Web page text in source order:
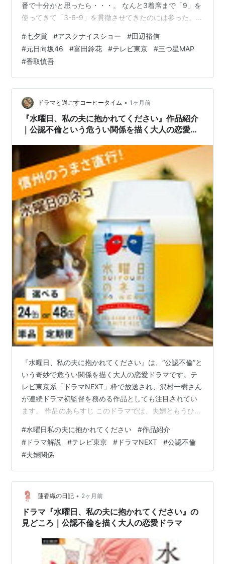
声もある。（→テレ東規制 ）
なおスカイパーフェクTV!のAT-Xでも様々なアニメを放
映しており、テレビ東京系の最新アニメの放映も数多
い。
木曜洋画劇場は良質の吹き替え映画をOAしていて好
評。またB級映画のTV初登場や吹き替えを
多い。他にもクラシック映画を月〜木の帯で放映する
後のロードショーやカルトや映画を放映するシネ・ラ・
バンバなど、中身重視な映画番組が多い。系列のBSデ
ジタル局でも平日21時以降に映画枠を確保、無料の民放
BSで最も本数が多い。
最近では国民的映画「男はつらいよ」全48作を順次放
送し、話題になった。
海外ドラマ
日本でハリウッド製の海外ドラマを受信出来るとすれ
ば、スカパー、WOWOW、そしてテレビ東京、と言うく
らい海外ドラマには強い。それも最新TVシリーズから
年代物まで幅広くOAする。
経済
前引け後や深夜に放送される市況ニュースは、日経系列
であるテレビ東京のもう一つの顔。深夜のニュースで取
もっとも、たいていは短期の値幅どりを狙ったもので、
たった1営業日で資金が逃げてしまうこともある。
ジャニーズ
レビ東京で、地上波では最も多い。光GENJIやSMAPが
売り出し中の時はテレビ東京系の番組がいくつかあっ
スターとなったタレントは他局に流れてしまうが、ジャ
ニーズJr.やCDデビューしたばかりのグループは、他局
がやらないのでテレビ東京が積極的に放映している。
現在は関ジャニ∞の「∞のギモン」と「Ya-Ya-yah」が
モーニング娘。・ハロー！プロジェクト
番で十分かと思ったら・・・。 なんと3着席まで「9」を
使ってきて「3-6-9」を貫徹させてきたのには参った。同
ば最高に幸せだったのに。 で、肝心の元日向坂46・富田
鈴花さんのシンボルカラー「紫」は、懸念した通りに函
館11レースの1番人気（シルトホルン）の3着のみ（パー
プル系の勝負服を使用）。 勝負服が紫色系統の馬主さん
が出走させている馬は他にも各メインレースに何頭もい
たが、上記1番…
#七夕賞 #アスクナイスショー #田辺裕信
#元日向坂46 #富田鈴花 #テレビ東京 #三つ星MAP
#香取慎吾
ドラマと過ごすコーヒータイム • 1ヶ月前
『水曜日、私の夫に抱かれてください』作品紹介
｜公認不倫という危うい関係を描く大人の恋愛ド
『水曜日、私の夫に抱かれてください』は、“公認不倫”と
いう奇妙で危うい関係を描く大人の恋愛ドラマです。テ
レビ東京系「ドラマNEXT」枠で放送され、沢村一樹さん
が連続ドラマ初監督を務める作品としても注目されてい
ます。 作品のあらすじ このドラマでは、夫婦ともうひと
れます。夫婦であること、愛していること、傷ついてい
ること。そのどれもが単純には整理できないまま、登場
人物たちは危うい関係の中に踏み込んでいきます。 大人
の恋愛ドラマとしての魅力 この作品の魅力は、関係性の
刺激だけではなく、その奥にある感情の揺れを描いてい
るところです。許したはずなのに苦し…
#水曜日私の夫に抱かれてください #作品紹介
# ドラマ解説 #テレビ東京 # ドラマNEXT #公認不倫
#夫婦関係
蓮香織の日記 • 2ヶ月前
ドラマ『水曜日、私の夫に抱かれてください』の
見どころ｜公認不倫を描く大人の恋愛ドラマ